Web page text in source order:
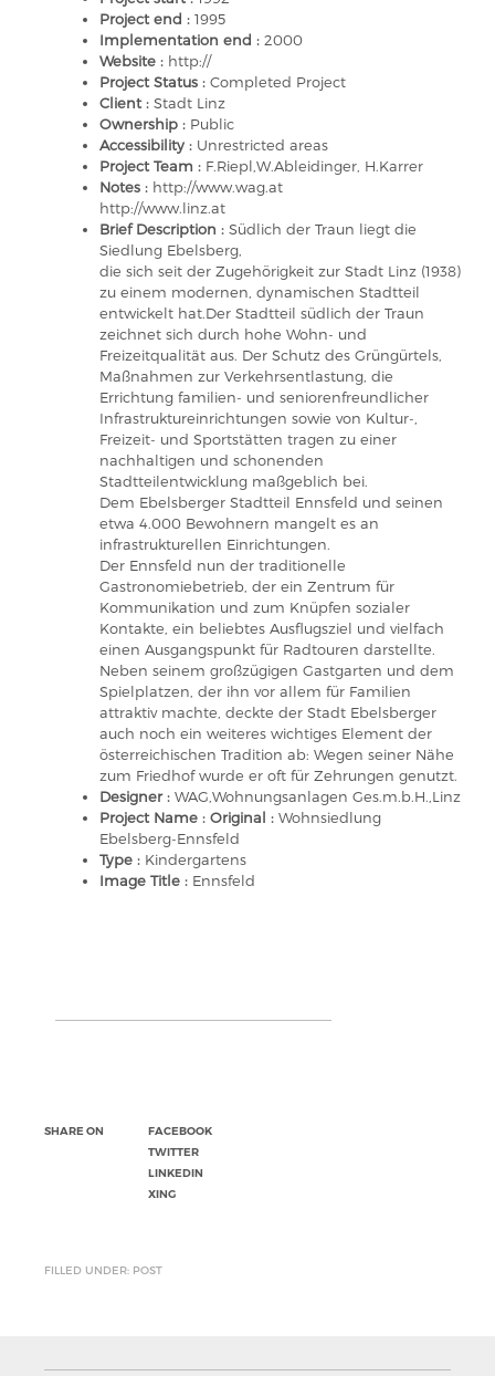
Project end : 1995
Implementation end : 2000
Website : http://
Project Status : Completed Project
Client : Stadt Linz
Ownership : Public
Accessibility : Unrestricted areas
Project Team : F.Riepl,W.Ableidinger, H.Karrer
Notes : http://www.wag.at
http://www.linz.at
Brief Description : Südlich der Traun liegt die
Siedlung Ebelsberg,
die sich seit der Zugehörigkeit zur Stadt Linz (1938)
zu einem modernen, dynamischen Stadtteil
entwickelt hat.Der Stadtteil südlich der Traun
zeichnet sich durch hohe Wohn- und
Freizeitqualität aus. Der Schutz des Grüngürtels,
Maßnahmen zur Verkehrsentlastung, die
Errichtung familien- und seniorenfreundlicher
Infrastruktureinrichtungen sowie von Kultur-,
Freizeit- und Sportstätten tragen zu einer
nachhaltigen und schonenden
Stadtteilentwicklung maßgeblich bei.
Dem Ebelsberger Stadtteil Ennsfeld und seinen
etwa 4.000 Bewohnern mangelt es an
infrastrukturellen Einrichtungen.
Der Ennsfeld nun der traditionelle
Gastronomiebetrieb, der ein Zentrum für
Kommunikation und zum Knüpfen sozialer
Kontakte, ein beliebtes Ausflugsziel und vielfach
einen Ausgangspunkt für Radtouren darstellte.
Neben seinem großzügigen Gastgarten und dem
Spielplatzen, der ihn vor allem für Familien
attraktiv machte, deckte der Stadt Ebelsberger
auch noch ein weiteres wichtiges Element der
österreichischen Tradition ab: Wegen seiner Nähe
zum Friedhof wurde er oft für Zehrungen genutzt.
Designer : WAG,Wohnungsanlagen Ges.m.b.H.,Linz
Project Name : Original : Wohnsiedlung
Ebelsberg-Ennsfeld
Type : Kindergartens
Image Title : Ennsfeld
SHARE ON
FACEBOOK
TWITTER
LINKEDIN
XING
FILLED UNDER: POST